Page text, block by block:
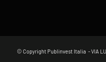
© Copyright Publinvest Italia - VIA